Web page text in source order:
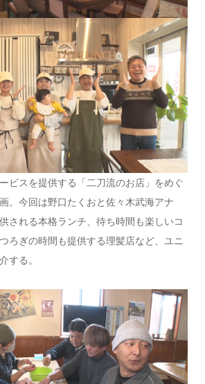
ビスを提供する「二刀流のお店」をめぐ
。今回は野口たくおと佐々木武海アナ
される本格ランチ、待ち時間も楽しいコ
ろぎの時間も提供する理髪店など、ユニ
する。